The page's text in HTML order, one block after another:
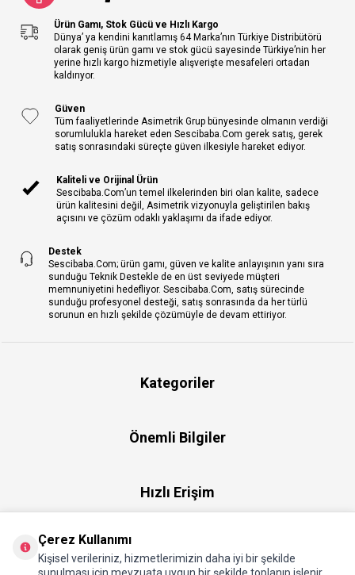
Ürün Gamı, Stok Gücü ve Hızlı Kargo
Dünya’ ya kendini kanıtlamış 64 Marka’nın Türkiye Distribütörü
olarak geniş ürün gamı ve stok gücü sayesinde Türkiye’nin her
yerine hızlı kargo hizmetiyle alışverişte mesafeleri ortadan
kaldırıyor.
Güven
Tüm faaliyetlerinde Asimetrik Grup bünyesinde olmanın verdiği
sorumlulukla hareket eden Sescibaba.Com gerek satış, gerek
satış sonrasındaki süreçte güven ilkesiyle hareket ediyor.
Kaliteli ve Orijinal Ürün
Sescibaba.Com’un temel ilkelerinden biri olan kalite, sadece
ürün kalitesini değil, Asimetrik vizyonuyla geliştirilen bakış
açısını ve çözüm odaklı yaklaşımı da ifade ediyor.
Destek
Sescibaba.Com; ürün gamı, güven ve kalite anlayışının yanı sıra
sunduğu Teknik Destekle de en üst seviyede müşteri
memnuniyetini hedefliyor. Sescibaba.Com, satış sürecinde
sunduğu profesyonel desteği, satış sonrasında da her türlü
sorunun en hızlı şekilde çözümüyle de devam ettiriyor.
Kategoriler
Önemli Bilgiler
Hızlı Erişim
Çerez Kullanımı
Kişisel verileriniz, hizmetlerimizin daha iyi bir şekilde